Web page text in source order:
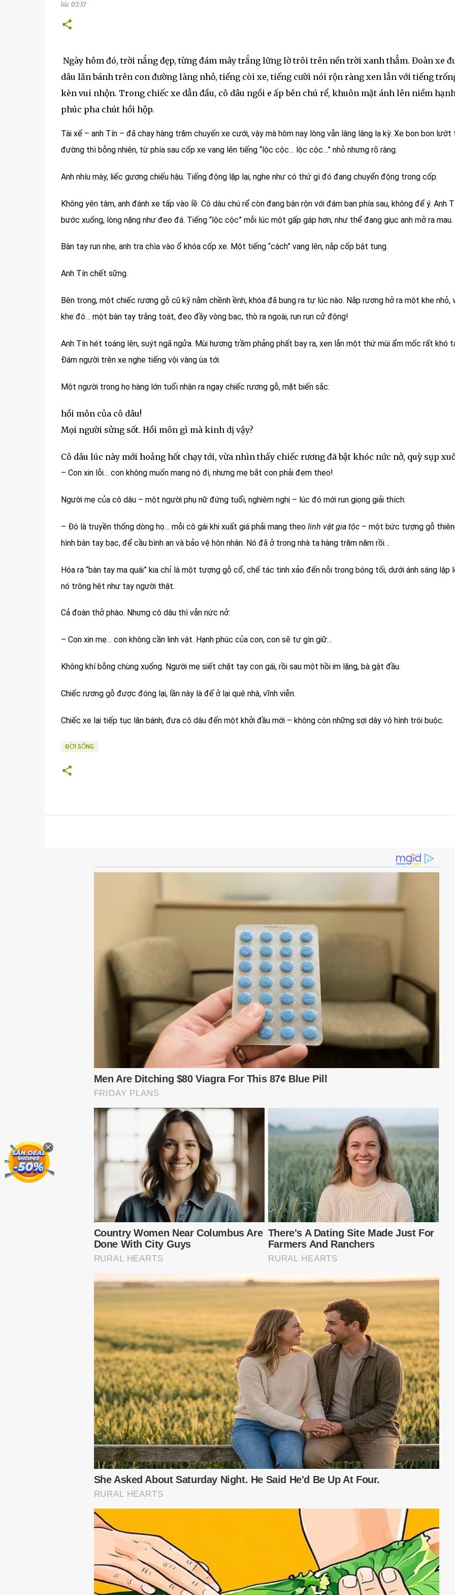
lúc 07:37
Ngày hôm đó, trời nắng đẹp, từng đám mây trắng lững lờ trôi trên nền trời xanh thẳm. Đoàn xe
dâu lăn bánh trên con đường làng nhỏ, tiếng còi xe, tiếng cười nói rộn ràng xen lẫn với tiếng
kèn vui nhộn. Trong chiếc xe dẫn đầu, cô dâu ngồi e ấp bên chú rể, khuôn mặt ánh lên niềm
phúc pha chút hồi hộp.
Tài xế – anh Tín – đã chạy hàng trăm chuyến xe cưới, vậy mà hôm nay lòng vẫn lâng lâng lạ kỳ. Xe bon bon lướt
đường thì bỗng nhiên, từ phía sau cốp xe vang lên tiếng “lộc cộc… lộc cộc…” nhỏ nhưng rõ ràng.
Anh nhíu mày, liếc gương chiếu hậu. Tiếng động lặp lại, nghe như có thứ gì đó đang chuyển động trong cốp.
Không yên tâm, anh đánh xe tấp vào lề. Cô dâu chú rể còn đang bận rộn với đám bạn phía sau, không để ý. Anh
bước xuống, lòng nặng như đeo đá. Tiếng “lộc cộc” mỗi lúc một gấp gáp hơn, như thể đang giục anh mở ra mau.
Bàn tay run nhẹ, anh tra chìa vào ổ khóa cốp xe. Một tiếng “cách” vang lên, nắp cốp bật tung.
Anh Tín chết sững.
Bên trong, một chiếc rương gỗ cũ kỹ nằm chềnh ềnh, khóa đã bung ra tự lúc nào. Nắp rương hở ra một khe nhỏ,
khe đó… một bàn tay trắng toát, đeo đầy vòng bạc, thò ra ngoài, run run cử động!
Anh Tín hét toáng lên, suýt ngã ngửa. Mùi hương trầm phảng phất bay ra, xen lẫn một thứ mùi ẩm mốc rất khó
Đám người trên xe nghe tiếng vội vàng ùa tới.
Một người trong họ hàng lớn tuổi nhận ra ngay chiếc rương gỗ, mặt biến sắc:
hồi môn của cô dâu!
Mọi người sửng sốt. Hồi môn gì mà kinh dị vậy?
Cô dâu lúc này mới hoảng hốt chạy tới, vừa nhìn thấy chiếc rương đã bật khóc nức nở, quỳ sụp
– Con xin lỗi… con không muốn mang nó đi, nhưng mẹ bắt con phải đem theo!
Người mẹ của cô dâu – một người phụ nữ đứng tuổi, nghiêm nghị – lúc đó mới run giọng giải thích:
– Đó là truyền thống dòng họ… mỗi cô gái khi xuất giá phải mang theo linh vật gia tộc– một bức tượng gỗ
hình bàn tay bạc, để cầu bình an và bảo vệ hôn nhân. Nó đã ở trong nhà ta hàng trăm năm rồi…
Hóa ra “bàn tay ma quái” kia chỉ là một tượng gỗ cổ, chế tác tinh xảo đến nỗi trong bóng tối, dưới ánh sáng lập
nó trông hệt như tay người thật.
Cả đoàn thở phào. Nhưng cô dâu thì vẫn nức nở:
– Con xin mẹ… con không cần linh vật. Hạnh phúc của con, con sẽ tự gìn giữ…
Không khí bỗng chùng xuống. Người mẹ siết chặt tay con gái, rồi sau một hồi im lặng, bà gật đầu.
Chiếc rương gỗ được đóng lại, lần này là để ở lại quê nhà, vĩnh viễn.
Chiếc xe lại tiếp tục lăn bánh, đưa cô dâu đến một khởi đầu mới – không còn những sợi dây vô hình trói buộc.
ĐỜI SỐNG